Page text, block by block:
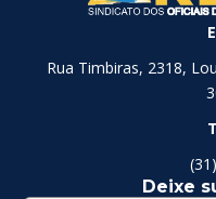
Rua Timbiras, 2318,
Deixe